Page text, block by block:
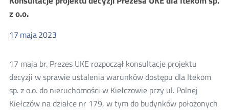
T&T
o.o.
z
siedzibą
w
Poznaniu
z o.o.
17 maja2023
17 maja br. Prezes UKE rozpoczął konsultacje projektu
decyzji w sprawie ustalenia warunków dostępu dla Itekom
sp. z o.o. do nieruchomości w Kiełczowie przy ul. Polnej
Kiełczów na działce nr 179, w tym do budynków położonych